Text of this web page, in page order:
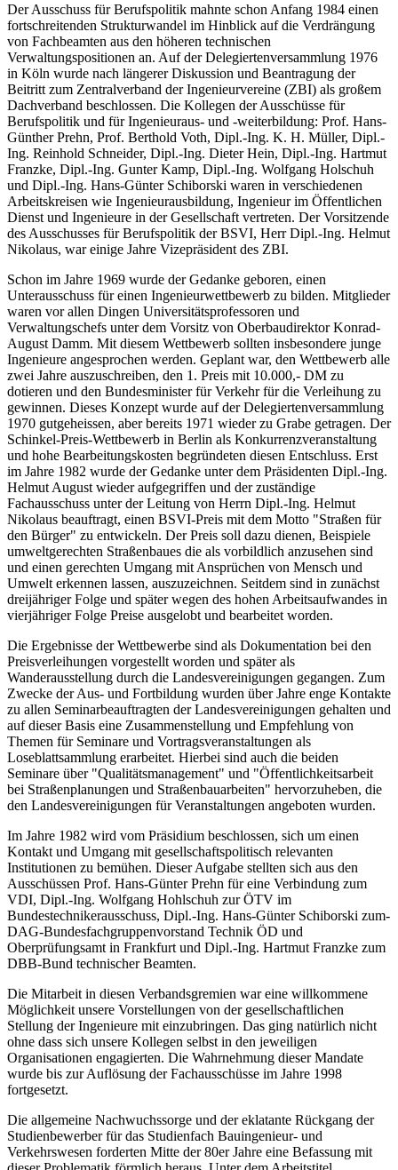
Der Ausschuss für Berufspolitik mahnte schon Anfang 1984 einen
fortschreitenden Strukturwandel im Hinblick auf die Verdrängung
von Fachbeamten aus den höheren technischen
Verwaltungspositionen an. Auf der Delegiertenversammlung 1976
in Köln wurde nach längerer Diskussion und Beantragung der
Beitritt zum Zentralverband der Ingenieurvereine (ZBI) als großem
Dachverband beschlossen. Die Kollegen der Ausschüsse für
Berufspolitik und für Ingenieuraus- und -weiterbildung: Prof. Hans-
Günther Prehn, Prof. Berthold Voth, Dipl.-Ing. K. H. Müller, Dipl.-
Ing. Reinhold Schneider, Dipl.-Ing. Dieter Hein, Dipl.-Ing. Hartmut
Franzke, Dipl.-Ing. Gunter Kamp, Dipl.-Ing. Wolfgang Holschuh
und Dipl.-Ing. Hans-Günter Schiborski waren in verschiedenen
Arbeitskreisen wie Ingenieurausbildung, Ingenieur im Öffentlichen
Dienst und Ingenieure in der Gesellschaft vertreten. Der Vorsitzende
des Ausschusses für Berufspolitik der BSVI, Herr Dipl.-Ing. Helmut
Nikolaus, war einige Jahre Vizepräsident des ZBI.
Schon im Jahre 1969 wurde der Gedanke geboren, einen
Unterausschuss für einen Ingenieurwettbewerb zu bilden. Mitglieder
waren vor allen Dingen Universitätsprofessoren und
Verwaltungschefs unter dem Vorsitz von Oberbaudirektor Konrad-
August Damm. Mit diesem Wettbewerb sollten insbesondere junge
Ingenieure angesprochen werden. Geplant war, den Wettbewerb alle
zwei Jahre auszuschreiben, den 1. Preis mit 10.000,- DM zu
dotieren und den Bundesminister für Verkehr für die Verleihung zu
gewinnen. Dieses Konzept wurde auf der Delegiertenversammlung
1970 gutgeheissen, aber bereits 1971 wieder zu Grabe getragen. Der
Schinkel-Preis-Wettbewerb in Berlin als Konkurrenzveranstaltung
und hohe Bearbeitungskosten begründeten diesen Entschluss. Erst
im Jahre 1982 wurde der Gedanke unter dem Präsidenten Dipl.-Ing.
Helmut August wieder aufgegriffen und der zuständige
Fachausschuss unter der Leitung von Herrn Dipl.-Ing. Helmut
Nikolaus beauftragt, einen BSVI-Preis mit dem Motto "Straßen für
den Bürger" zu entwickeln. Der Preis soll dazu dienen, Beispiele
umweltgerechten Straßenbaues die als vorbildlich anzusehen sind
und einen gerechten Umgang mit Ansprüchen von Mensch und
Umwelt erkennen lassen, auszuzeichnen. Seitdem sind in zunächst
dreijähriger Folge und später wegen des hohen Arbeitsaufwandes in
vierjähriger Folge Preise ausgelobt und bearbeitet worden.
Die Ergebnisse der Wettbewerbe sind als Dokumentation bei den
Preisverleihungen vorgestellt worden und später als
Wanderausstellung durch die Landesvereinigungen gegangen. Zum
Zwecke der Aus- und Fortbildung wurden über Jahre enge Kontakte
zu allen Seminarbeauftragten der Landesvereinigungen gehalten und
auf dieser Basis eine Zusammenstellung und Empfehlung von
Themen für Seminare und Vortragsveranstaltungen als
Loseblattsammlung erarbeitet. Hierbei sind auch die beiden
Seminare über "Qualitätsmanagement" und "Öffentlichkeitsarbeit
bei Straßenplanungen und Straßenbauarbeiten" hervorzuheben, die
den Landesvereinigungen für Veranstaltungen angeboten wurden.
Im Jahre 1982 wird vom Präsidium beschlossen, sich um einen
Kontakt und Umgang mit gesellschaftspolitisch relevanten
Institutionen zu bemühen. Dieser Aufgabe stellten sich aus den
Ausschüssen Prof. Hans-Günter Prehn für eine Verbindung zum
VDI, Dipl.-Ing. Wolfgang Hohlschuh zur ÖTV im
Bundestechnikerausschuss, Dipl.-Ing. Hans-Günter Schiborski zum-
DAG-Bundesfachgruppenvorstand Technik ÖD und
Oberprüfungsamt in Frankfurt und Dipl.-Ing. Hartmut Franzke zum
DBB-Bund technischer Beamten.
Die Mitarbeit in diesen Verbandsgremien war eine willkommene
Möglichkeit unsere Vorstellungen von der gesellschaftlichen
Stellung der Ingenieure mit einzubringen. Das ging natürlich nicht
ohne dass sich unsere Kollegen selbst in den jeweiligen
Organisationen engagierten. Die Wahrnehmung dieser Mandate
wurde bis zur Auflösung der Fachausschüsse im Jahre 1998
fortgesetzt.
Die allgemeine Nachwuchssorge und der eklatante Rückgang der
Studienbewerber für das Studienfach Bauingenieur- und
Verkehrswesen forderten Mitte der 80er Jahre eine Befassung mit